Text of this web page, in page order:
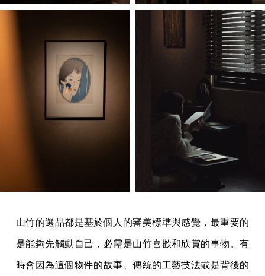
山竹的選品都是基於個人的審美標準與感覺，最重要的
是能夠先觸動自己，必需是山竹喜歡和欣賞的事物。有
時會因為這個物件的故事、傳統的工藝技法或是背後的